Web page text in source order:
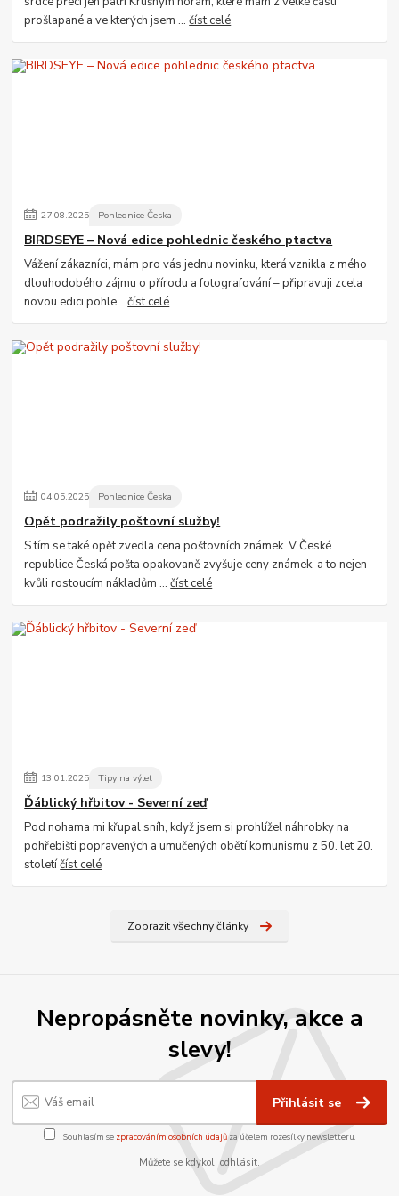
prošlapané a ve kterých jsem ...číst celé
27.08.2025 Pohlednice Česka
BIRDSEYE – Nová edice pohlednic českého ptactva
Vážení zákazníci, mám pro vás jednu novinku, která vznikla z mého
dlouhodobého zájmu o přírodu a fotografování – připravuji zcela
novou edici pohle...číst celé
04.05.2025 Pohlednice Česka
Opět podražily poštovní služby!
S tím se také opět zvedla cena poštovních známek. V České
republice Česká pošta opakovaně zvyšuje ceny známek, a to nejen
kvůli rostoucím nákladům ...číst celé
13.01.2025 Tipy na výlet
Ďáblický hřbitov - Severní zeď
Pod nohama mi křupal sníh, když jsem si prohlížel náhrobky na
pohřebišti popravených a umučených obětí komunismu z 50. let 20.
stoletíčíst celé
Zobrazit všechny články
Nepropásněte novinky, akce a
slevy!
Přihlásit se
Souhlasím se zpracováním osobních údajůza účelem rozesílky newsletteru.
Můžete se kdykoli odhlásit.